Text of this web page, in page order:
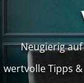
Neugierig
wertvolle Tipps